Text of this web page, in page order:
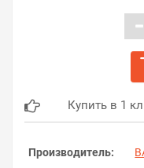
Купить в 1
Производитель: